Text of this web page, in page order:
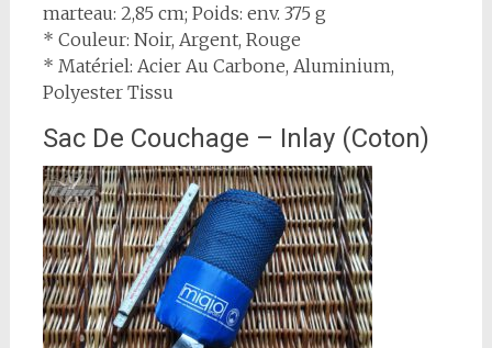
marteau: 2,85 cm; Poids: env. 375 g
* Couleur: Noir, Argent, Rouge
* Matériel: Acier Au Carbone, Aluminium,
Polyester Tissu
Sac De Couchage – Inlay (Coton)